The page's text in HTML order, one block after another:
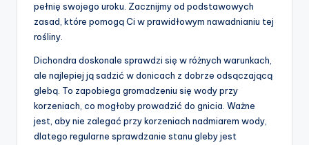
pełnię swojego uroku. Zacznijmy od podstawowych
zasad, które pomogą Ci w prawidłowym nawadnianiu tej
rośliny.
Dichondra doskonale sprawdzi się w różnych warunkach,
ale najlepiej ją sadzić w donicach z dobrze odsączającą
glebą. To zapobiega gromadzeniu się wody przy
korzeniach, co mogłoby prowadzić do gnicia. Ważne
jest, aby nie zalegać przy korzeniach nadmiarem wody,
dlatego regularne sprawdzanie stanu gleby jest